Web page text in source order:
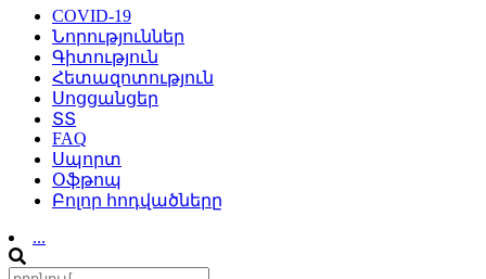
COVID-19
Նորություններ
Գիտություն
Հետազոտություն
Սոցցանցեր
ՏՏ
FAQ
Սպորտ
Օֆթոպ
Բոլոր հոդվածները
...